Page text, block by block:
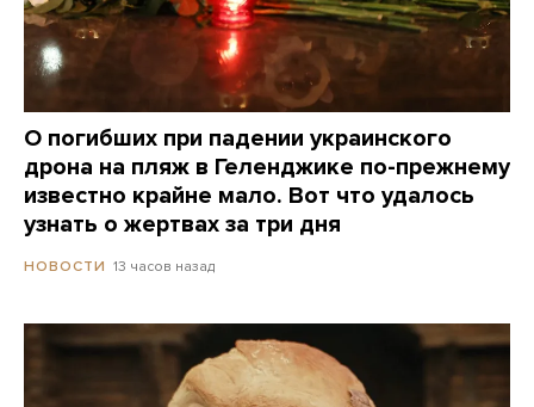
О погибших при падении украинского
дрона на пляж в Геленджике по-прежнему
известно крайне мало. Вот что удалось
узнать о жертвах за три дня
НОВОСТИ 13 часов назад